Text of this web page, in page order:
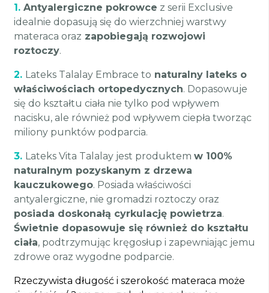
1. Antyalergiczne pokrowce z serii Exclusive
idealnie dopasują się do wierzchniej warstwy
materaca oraz zapobiegają rozwojowi
roztoczy.
2. Lateks Talalay Embrace to naturalny lateks o
właściwościach ortopedycznych. Dopasowuje
się do kształtu ciała nie tylko pod wpływem
nacisku, ale również pod wpływem ciepła tworząc
miliony punktów podparcia.
3. Lateks Vita Talalay jest produktem w 100%
naturalnym pozyskanym z drzewa
kauczukowego. Posiada właściwości
antyalergiczne, nie gromadzi roztoczy oraz
posiada doskonałą cyrkulację powietrza.
Świetnie dopasowuje się również do kształtu
ciała, podtrzymując kręgosłup i zapewniając jemu
zdrowe oraz wygodne podparcie.
Rzeczywista długość i szerokość materaca może